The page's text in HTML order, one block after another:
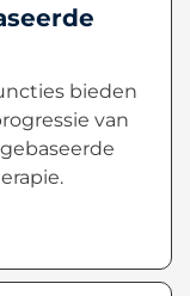
bieden
van